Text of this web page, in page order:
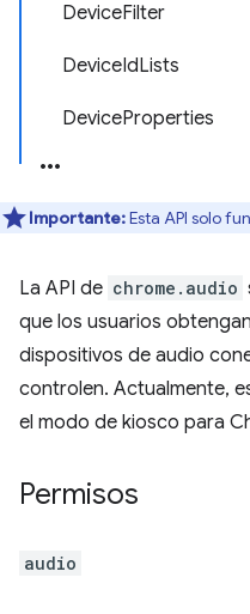
DeviceFilter
DeviceIdLists
DeviceProperties
Importante:Esta API solo
La API de chrome.audio
que los usuarios
dispositivos de audio
controlen. Actualmente,
el modo de kiosco para
Permisos
audio